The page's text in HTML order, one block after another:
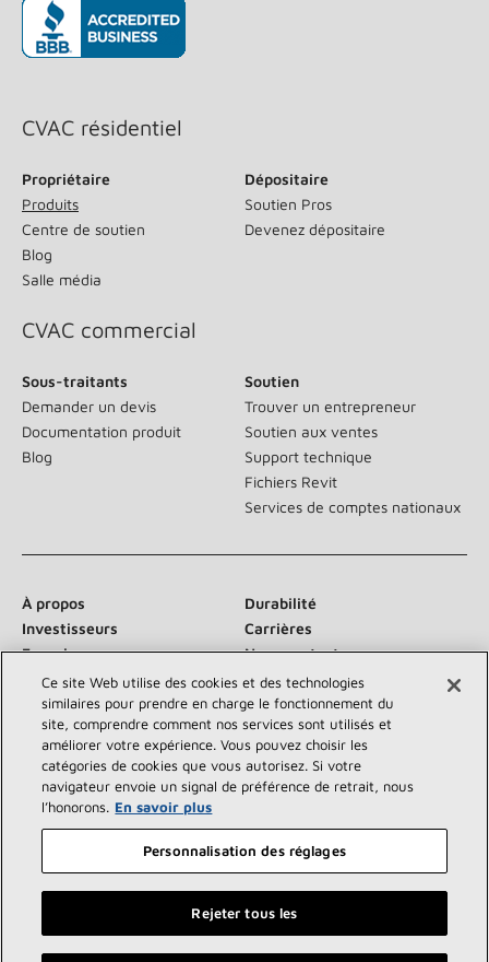
CVAC résidentiel
Propriétaire
Produits
Centre de soutien
Blog
Salle média
Dépositaire
Soutien Pros
Devenez dépositaire
CVAC commercial
Sous-traitants
Demander un devis
Documentation produit
Blog
Soutien
Trouver un entrepreneur
Soutien aux ventes
Support technique
Fichiers Revit
Services de comptes nationaux
À propos
Durabilité
Investisseurs
Carrières
Fournisseurs
Nous contacter
Salle de presse
Communiquez avec nous :
©2026 Lennox International Inc.
Déclaration d’accessibilité
Confidentialité
Ce site Web utilise des cookies et des technologies
similaires pour prendre en charge le fonctionnement du
site, comprendre comment nos services sont utilisés et
améliorer votre expérience. Vous pouvez choisir les
catégories de cookies que vous autorisez. Si votre
navigateur envoie un signal de préférence de retrait, nous
l’honorons. En savoir plus
Personnalisation des réglages
Rejeter tous les